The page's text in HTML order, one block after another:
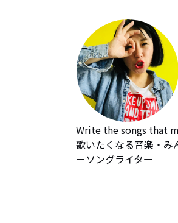
Write the songs that
歌いたくなる音楽・み
ーソングライター